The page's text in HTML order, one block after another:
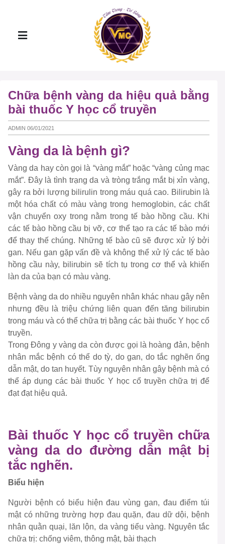
Chữa bệnh vàng da hiệu quả bằng
bài thuốc Y học cổ truyền
ADMIN 06/01/2021
Vàng da là bệnh gì?
Vàng da hay còn gọi là “vàng mắt” hoặc “vàng củng mạc
mắt”. Đây là tình trạng da và tròng trắng mắt bị xỉn vàng,
gây ra bởi lượng bilirulin trong máu quá cao. Bilirubin là
một hóa chất có màu vàng trong hemoglobin, các chất
vận chuyển oxy trong nằm trong tế bào hồng cầu. Khi
các tế bào hồng cầu bị vỡ, cơ thể tạo ra các tế bào mới
để thay thế chúng. Những tế bào cũ sẽ được xử lý bởi
gan. Nếu gan gặp vấn đề và không thể xử lý các tế bào
hồng cầu này, bilirubin sẽ tích tụ trong cơ thể và khiến
làn da của bạn có màu vàng.
Bệnh vàng da do nhiều nguyên nhân khác nhau gây nên
nhưng đều là triệu chứng liên quan đến tăng bilirubin
trong máu và có thể chữa trị bằng các bài thuốc Y học cổ
truyền.
Trong Đông y vàng da còn được gọi là hoàng đản, bệnh
nhân mắc bệnh có thể do tỳ, do gan, do tắc nghẽn ống
dẫn mật, do tan huyết. Tùy nguyên nhân gây bệnh mà có
thể áp dụng các bài thuốc Y học cổ truyền chữa trị để
đạt đạt hiệu quả.
Bài thuốc Y học cổ truyền chữa
vàng da do đường dẫn mật bị
tắc nghẽn.
Biểu hiện
Người bệnh có biểu hiện đau vùng gan, đau điểm túi
mật có những trường hợp đau quặn, đau dữ dội, bệnh
nhân quằn quại, lăn lộn, da vàng tiểu vàng. Nguyên tắc
chữa trị: chống viêm, thông mật, bài thạch